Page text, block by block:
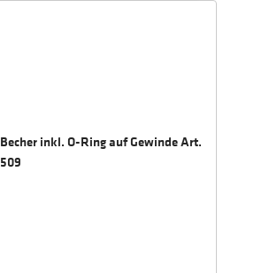
Becher inkl. O-Ring auf Gewinde Art.
509